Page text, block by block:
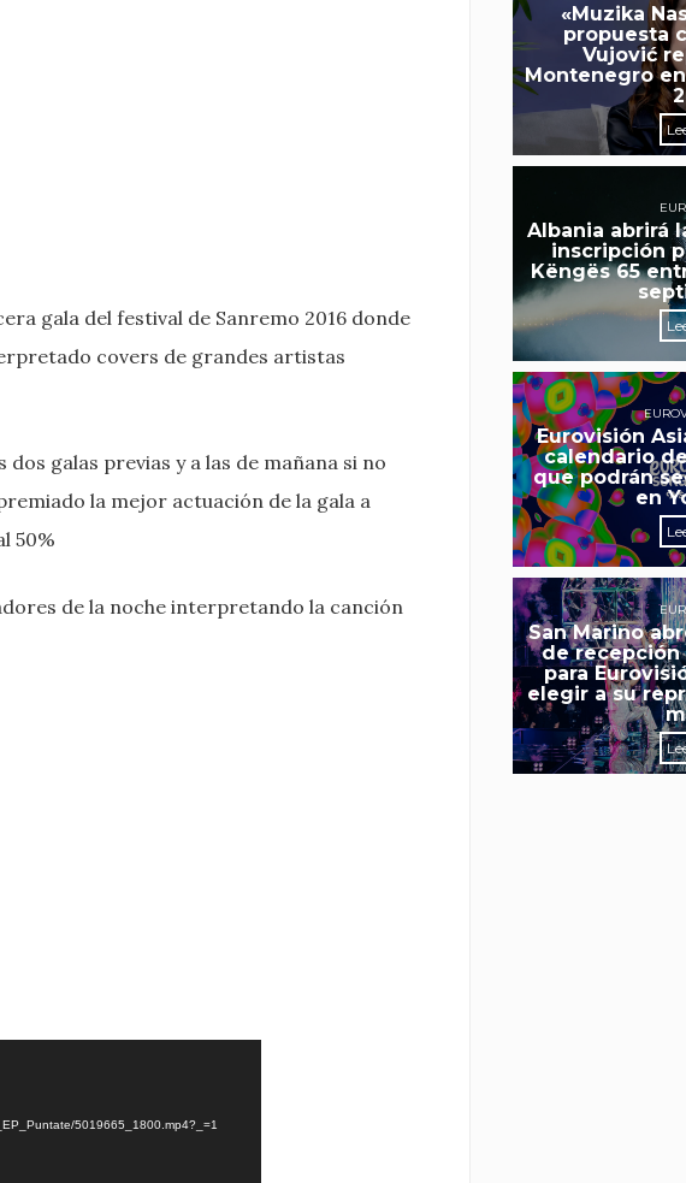
gala del festival de Sanremo 2016 donde
covers de grandes artistas
galas previas y a las de mañana si no
la mejor actuación de la gala a
50%
de la noche interpretando la canción
5019665_1800.mp4?_=1
«Muzika
propuesta
Vujović
Montenegro
Albania abrirá
inscripción
Këngës 65
Eurovisión
calendario
que podrán
en
San Marino
de recepción
para
elegir a su